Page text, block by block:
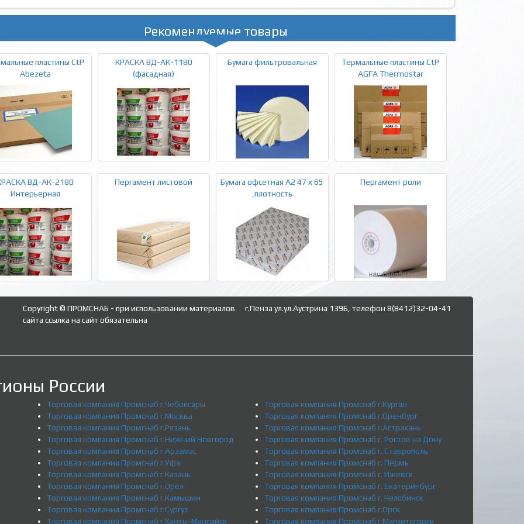
Рекомендуемые товары
пластины CtP
Abezeta
КРАСКА ВД-АК-1180
(фасадная)
Бумага фильтровальная
Термальные пластины CtP
AGFA Thermostar
ВД-АК-2180
Интерьерная
Пергамент листовой
Бумага офсетная А2 47 х 65
,плотность
Пергамент роли
Copyright © ПРОМСНАБ - при использовании материалов
сайта ссылка на сайт обязательна
г.Пенза ул.ул.Аустрина 139Б, телефон 8(8412)32-04-41
России
Торговая компания Промснаб г.Чебоксары
Торговая компания Промснаб г.Москва
Торговая компания Промснаб г.Рязань
Торговая компания Промснаб г.Нижний Новгород
Торговая компания Промснаб г.Арзамас
Торговая компания Промснаб г.Уфа
Торговая компания Промснаб г.Казань
Торговая компания Промснаб г.Орел
Торговая компания Промснаб г.Камышин
Торговая компания Промснаб г.Сургут
Торговая компания Промснаб г.Ханты-Мансийск
Торговая компания Промснаб г.Курган
Торговая компания Промснаб г.Оренбург
Торговая компания Промснаб г.Астрахань
Торговая компания Промснаб г. Ростов на Дону
Торговая компания Промснаб г. Ставрополь
Торговая компания Промснаб г. Пермь
Торговая компания Промснаб г. Ижевск
Торговая компания Промснаб г. Екатеринбург
Торговая компания Промснаб г. Челябинск
Торговая компания Промснаб г.Орск
Торговая компания Промснаб г.Магнитогорск